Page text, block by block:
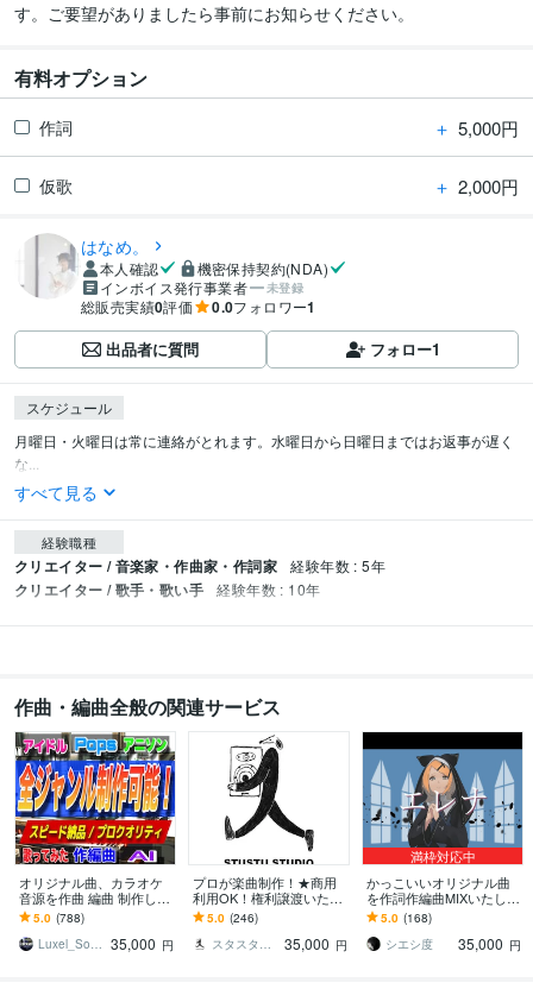
す。ご要望がありましたら事前にお知らせください。
有料オプション
作詞 ＋ 5,000円
仮歌 ＋ 2,000円
はなめ。
本人確認
機密保持契約(NDA)
インボイス発行事業者
未登録
総販売実績0評価 0.0フォロワー1
出品者に質問 フォロー1
スケジュール
月曜日・火曜日は常に連絡がとれます。水曜日から日曜日まではお返事が遅く
な...
すべて見る
経験職種
クリエイター / 音楽家・作曲家・作詞家 経験年数 : 5年
クリエイター / 歌手・歌い手 経験年数 : 10年
作曲・編曲全般の関連サービス
オリジナル曲、カラオケ
音源を作曲 編曲 制作しま
す 《プロによる本物クオ
リティ》《リーズナブル
価格》《迅速対応》
5.0 (788)
Luxel_Sound Designer 35,000 円
プロが楽曲制作！★商用
利用OK！権利譲渡いたし
ます プロクリエイターに
よる楽曲制作！お気軽に
ご相談ください♪
5.0 (246)
スタスタスタジオ
35,000 円
満枠対応中
かっこいいオリジナル曲
を作詞作編曲MIXいたしま
す ㊗アニメED・企業公式
ソング！リピーター様多
数！編曲のみも◎
5.0 (168)
シエシ度
35,000 円